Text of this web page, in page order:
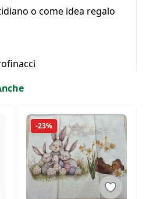
o come idea regalo
e durevoli
quotidiano
stile firmati Botticelli Home.
-23%